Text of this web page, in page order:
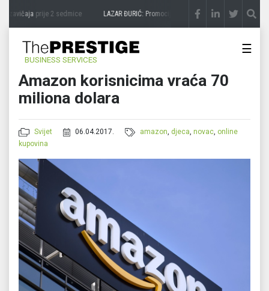
zavičajaprije 2 sedmice LAZAR ĐURIĆ: Promocija potencijal pretvara u destinaciju
BUSINESS SERVICES
☰
Amazon korisnicima vraća 70
miliona dolara
Svijet 06.04.2017. amazon, djeca,novac, online
kupovina